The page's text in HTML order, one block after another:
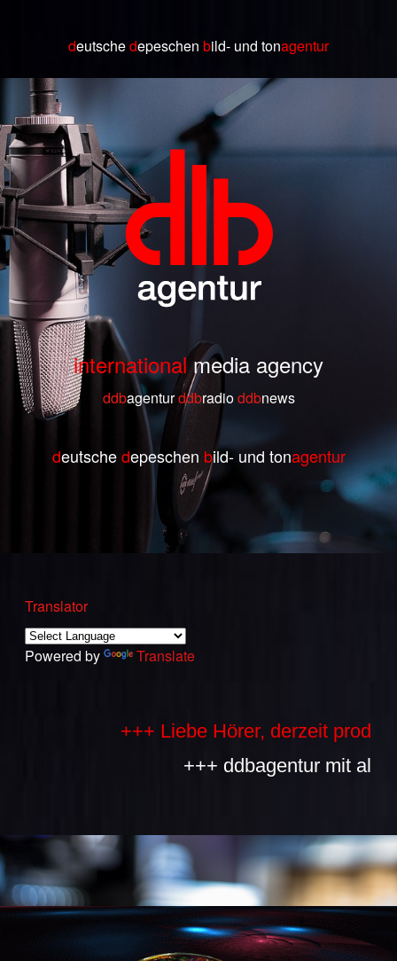
deutschedepeschen bild- und tonagentur
internationalmedia agency
ddbagenturddbradioddbnews
deutschedepeschen bild- und tonagentur
Translator
Powered by Translate
+++ Liebe Hörer, derzeit
+++ ddbagentur mit allen